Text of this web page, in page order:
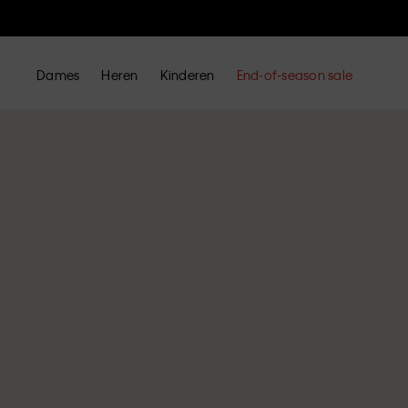
Dames Heren Kinderen End-of-season sale